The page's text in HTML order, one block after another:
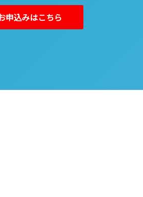
申込みはこちら